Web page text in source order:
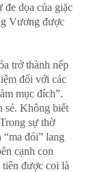
đe dọa của giặc
Vương được
trở thành nếp
đối với các
mục đích”.
sẻ. Không biết
sự thờ
đói” lang
cạnh con
được coi là